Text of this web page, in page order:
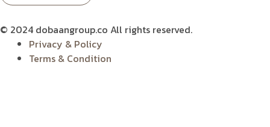
© 2024 dobaangroup.co All rights reserved.
Privacy & Policy
Terms & Condition